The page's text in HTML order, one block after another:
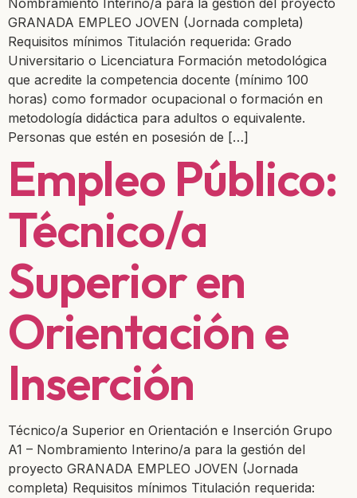
Nombramiento Interino/a para la gestión del proyecto
GRANADA EMPLEO JOVEN (Jornada completa)
Requisitos mínimos Titulación requerida: Grado
Universitario o Licenciatura Formación metodológica
que acredite la competencia docente (mínimo 100
horas) como formador ocupacional o formación en
metodología didáctica para adultos o equivalente.
Personas que estén en posesión de […]
Empleo Público:
Técnico/a
Superior en
Orientación e
Inserción
Técnico/a Superior en Orientación e Inserción Grupo
A1 – Nombramiento Interino/a para la gestión del
proyecto GRANADA EMPLEO JOVEN (Jornada
completa) Requisitos mínimos Titulación requerida: